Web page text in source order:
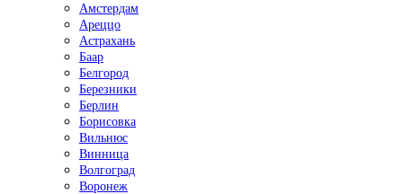
Амстердам
Ареццо
Астрахань
Баар
Белгород
Березники
Берлин
Борисовка
Вильнюс
Винница
Волгоград
Воронеж